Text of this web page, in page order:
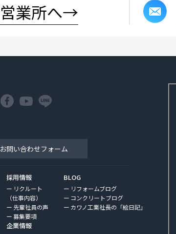
業所へ→
お問い合わせフォーム
採用情報
リクルート
（仕事内容）
先輩社員の声
募集要項
企業情報
BLOG
リフォームブログ
コンクリートブログ
カワノ工業社長の「絵日記」